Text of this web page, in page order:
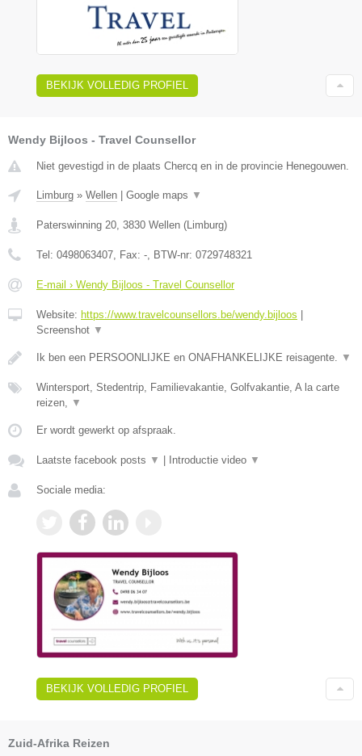
BEKIJK VOLLEDIG PROFIEL
Wendy Bijloos - Travel Counsellor
Niet gevestigd in de plaats Chercq en in de provincie Henegouwen.
Limburg » Wellen Google maps ▼
Paterswinning 20 3830 Wellen ( Limburg)
Tel: 0498063407 , Fax: - , BTW-nr: 0729748321
E-mail › Wendy Bijloos - Travel Counsellor
Website: https://www.travelcounsellors.be/wendy.bijloos
Screenshot ▼
Ik ben een PERSOONLIJKE en ONAFHANKELIJKE reisagente. ▼
Wintersport, Stedentrip, Familievakantie, Golfvakantie, A la carte
reizen,
▼
Er wordt gewerkt op afspraak.
Laatste facebook posts ▼ Introductie video ▼
Sociale media:
BEKIJK VOLLEDIG PROFIEL
Zuid-Afrika Reizen